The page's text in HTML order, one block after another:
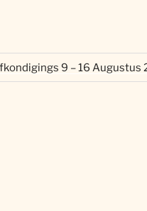
9 – 16 Augustus